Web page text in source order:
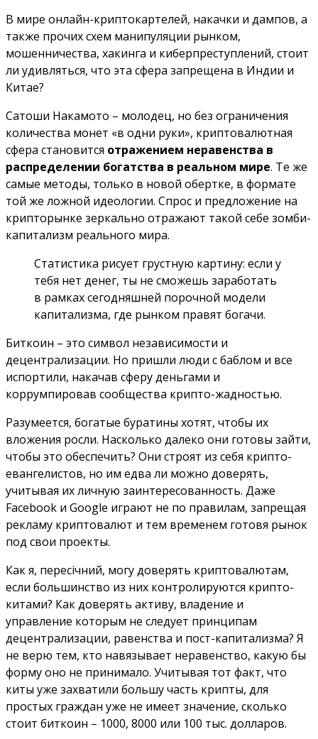
В мире онлайн-криптокартелей, накачки и дампов, а
также прочих схем манипуляции рынком,
мошенничества, хакинга и киберпреступлений, стоит
ли удивляться, что эта сфера запрещена в Индии и
Китае?
Сатоши Накамото – молодец, но без ограничения
количества монет «в одни руки», криптовалютная
сфера становится отражением неравенства в
распределении богатства в реальном мире. Те же
самые методы, только в новой обертке, в формате
той же ложной идеологии. Спрос и предложение на
крипторынке зеркально отражают такой себе зомби-
капитализм реального мира.
Статистика рисует грустную картину: если у
тебя нет денег, ты не сможешь заработать
в рамках сегодняшней порочной модели
капитализма, где рынком правят богачи.
Биткоин – это символ независимости и
децентрализации. Но пришли люди с баблом и все
испортили, накачав сферу деньгами и
коррумпировав сообщества крипто-жадностью.
Разумеется, богатые буратины хотят, чтобы их
вложения росли. Насколько далеко они готовы зайти,
чтобы это обеспечить? Они строят из себя крипто-
евангелистов, но им едва ли можно доверять,
учитывая их личную заинтересованность. Даже
Facebook и Google играют не по правилам, запрещая
рекламу криптовалют и тем временем готовя рынок
под свои проекты.
Как я, пересічний, могу доверять криптовалютам,
если большинство из них контролируются крипто-
китами? Как доверять активу, владение и
управление которым не следует принципам
децентрализации, равенства и пост-капитализма? Я
не верю тем, кто навязывает неравенство, какую бы
форму оно не принимало. Учитывая тот факт, что
киты уже захватили большу часть крипты, для
простых граждан уже не имеет значение, сколько
стоит биткоин – 1000, 8000 или 100 тыс. долларов.